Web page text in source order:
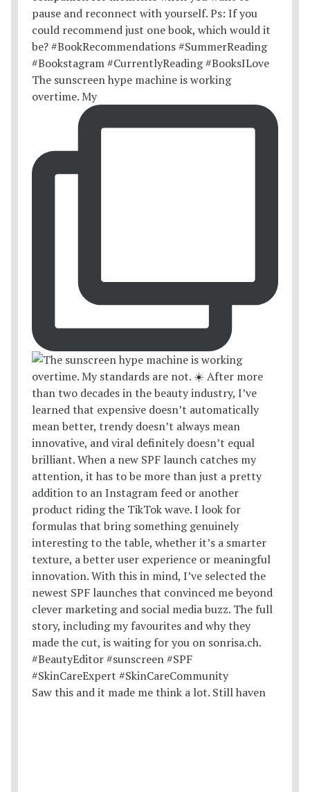
The sunscreen hype machine is working
overtime. My
Saw this and it made me think a lot. Still haven